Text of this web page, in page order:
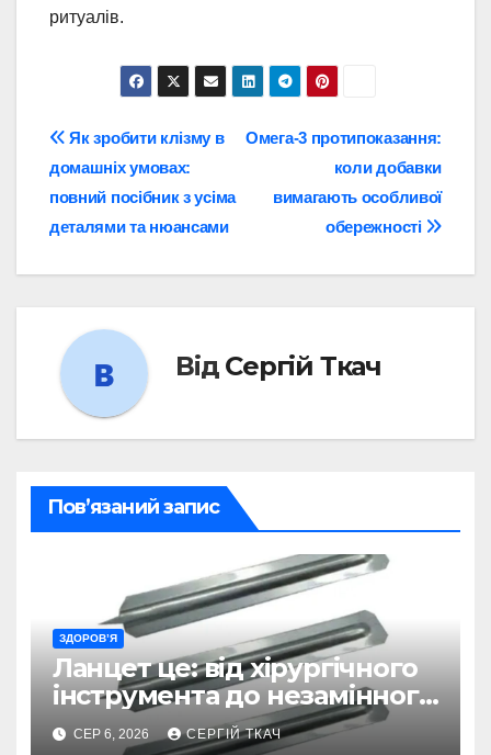
ритуалів.
Навігація
записів
Омега-3 протипоказання:
коли добавки
вимагають особливої
обережності
Як зробити клізму в
домашніх умовах:
повний посібник з усіма
деталями та нюансами
Від Сергій Ткач
Пов’язаний запис
ЗДОРОВ’Я
Ланцет це: від хірургічного
інструмента до незамінного
помічника в діагностиці
СЕР 6, 2026 СЕРГІЙ ТКАЧ